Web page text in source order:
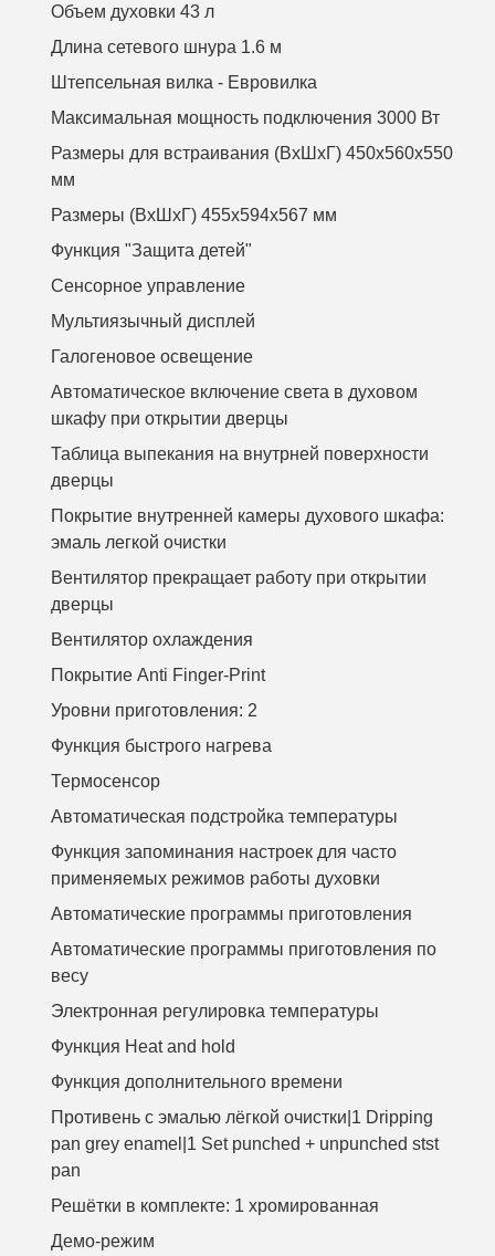
Объем духовки 43 л
Длина сетевого шнура 1.6 м
Штепсельная вилка - Евровилка
Максимальная мощность подключения 3000 Вт
Размеры для встраивания (ВхШхГ) 450x560x550
мм
Размеры (ВхШхГ) 455x594x567 мм
Функция "Защита детей"
Сенсорное управление
Мультиязычный дисплей
Галогеновое освещение
Автоматическое включение света в духовом
шкафу при открытии дверцы
Таблица выпекания на внутрней поверхности
дверцы
Покрытие внутренней камеры духового шкафа:
эмаль легкой очистки
Вентилятор прекращает работу при открытии
дверцы
Вентилятор охлаждения
Покрытие Anti Finger-Print
Уровни приготовления: 2
Функция быстрого нагрева
Термосенсор
Автоматическая подстройка температуры
Функция запоминания настроек для часто
применяемых режимов работы духовки
Автоматические программы приготовления
Автоматические программы приготовления по
весу
Электронная регулировка температуры
Функция Heat and hold
Функция дополнительного времени
Противень с эмалью лёгкой очистки|1 Dripping
pan grey enamel|1 Set punched + unpunched stst
pan
Решётки в комплекте: 1 хромированная
Демо-режим